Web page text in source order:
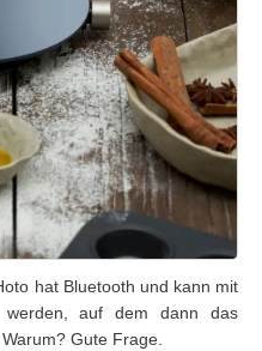
hat Bluetooth und kann mit
werden, auf dem dann das
Gute Frage.